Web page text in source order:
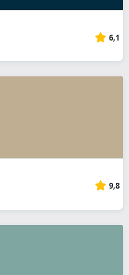
6,1
9,8